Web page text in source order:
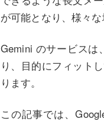
が可能となり、様々な
Gemini のサービスは
り、目的にフィット
ります。
この記事では、